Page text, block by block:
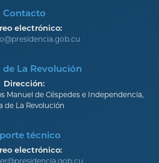
Contacto
electrónico:
de La Revolución
Dirección:
Manuel de Céspedes e Independencia,
de La Revolución
técnico
electrónico: